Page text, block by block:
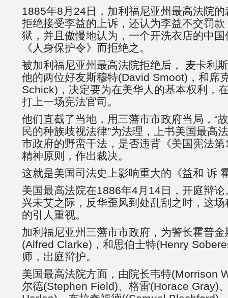
1885年8月24日，加利福尼亚州最高法院
拒绝接受李益的上诉，还认为李益不交罚
狱，并且傲慢地认为，一个开洗衣店的中
《人身保护令》而拒绝之。
被加利福尼亚州最高法院拒绝后， 麦卡利
他的两位好友斯穆特(David Smoot)，和席
Schick)，决定要为在美华人的基本权利，
打上一场宪法官司。
他们直截了当地，用三藩市市政府当局，“
民的种族歧视法律”为法理，上书美国最高
市政府的野蛮干法，是否违背《美国宪法
精神原则，作出裁决。
这就是美国司法史上影响重大的《益和 诉
美国最高法院在1886年4月14日，开庭辩
兴未艾之际，反华歪风到处乱刮之时，这
的引人重视。
加利福尼亚州三藩市市政府，为警长霍普
(Alfred Clarke)，和思伯士特(Henry
师，出庭辩护。
美国最高法院方面，由院长韦特(Morrison
尔德(Stephen Field)、格雷(Horace Gray)